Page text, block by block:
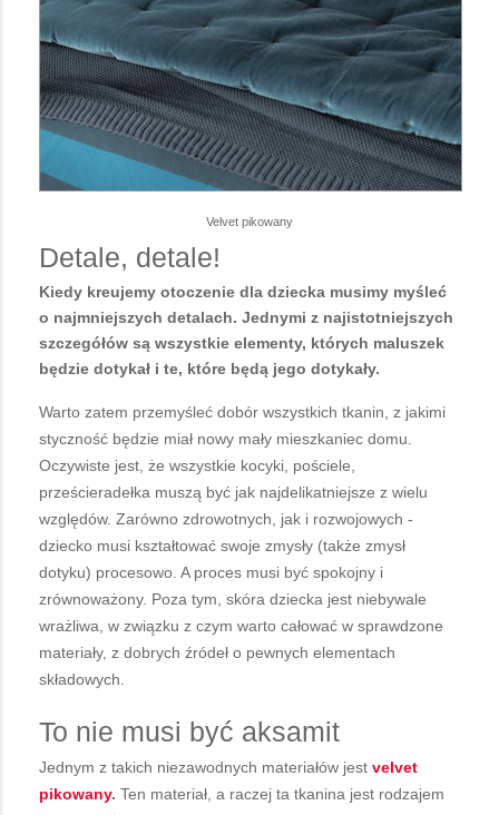
Velvet pikowany
Detale, detale!
Kiedy kreujemy otoczenie dla dziecka musimy myśleć
o najmniejszych detalach. Jednymi z najistotniejszych
szczegółów są wszystkie elementy, których maluszek
będzie dotykał i te, które będą jego dotykały.
Warto zatem przemyśleć dobór wszystkich tkanin, z jakimi
styczność będzie miał nowy mały mieszkaniec domu.
Oczywiste jest, że wszystkie kocyki, pościele,
prześcieradełka muszą być jak najdelikatniejsze z wielu
względów. Zarówno zdrowotnych, jak i rozwojowych -
dziecko musi kształtować swoje zmysły (także zmysł
dotyku) procesowo. A proces musi być spokojny i
zrównoważony. Poza tym, skóra dziecka jest niebywale
wrażliwa, w związku z czym warto całować w sprawdzone
materiały, z dobrych źródeł o pewnych elementach
składowych.
To nie musi być aksamit
Jednym z takich niezawodnych materiałów jest velvet
pikowany. Ten materiał, a raczej ta tkanina jest rodzajem